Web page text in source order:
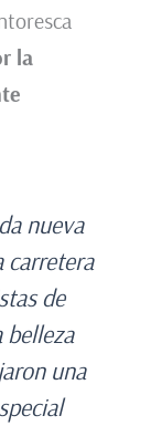
la
nueva
carretera
de
una